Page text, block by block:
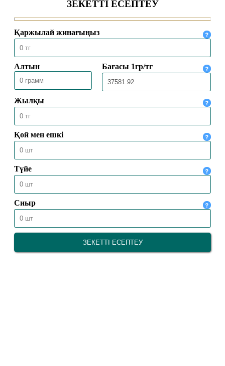
29.03.2024 7001
ОРАЗАДАН АЛАТЫН ҒИБРАТ
ҚАНДАЙ?
27.03.2024